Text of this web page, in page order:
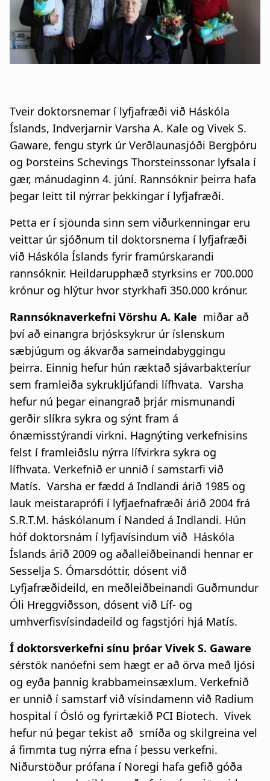
a
r
ó
ð
Tveir doktorsnemar í lyfjafræði við Háskóla
Íslands, Indverjarnir Varsha A. Kale og Vivek S.
Gaware, fengu styrk úr Verðlaunasjóði Bergþóru
og Þorsteins Schevings Thorsteinssonar lyfsala í
gær, mánudaginn 4. júní. Rannsóknir þeirra hafa
þegar leitt til nýrrar þekkingar í lyfjafræði.
Þetta er í sjöunda sinn sem viðurkenningar eru
veittar úr sjóðnum til doktorsnema í lyfjafræði
við Háskóla Íslands fyrir framúrskarandi
rannsóknir. Heildarupphæð styrksins er 700.000
krónur og hlýtur hvor styrkhafi 350.000 krónur.
Rannsóknaverkefni Vörshu A. Kale miðar að
því að einangra brjósksykrur úr íslenskum
sæbjúgum og ákvarða sameindabyggingu
þeirra. Einnig hefur hún ræktað sjávarbakteríur
sem framleiða sykrukljúfandi lífhvata. Varsha
hefur nú þegar einangrað þrjár mismunandi
gerðir slíkra sykra og sýnt fram á
ónæmisstýrandi virkni. Hagnýting verkefnisins
felst í framleiðslu nýrra lífvirkra sykra og
lífhvata. Verkefnið er unnið í samstarfi við
Matís. Varsha er fædd á Indlandi árið 1985 og
lauk meistaraprófi í lyfjaefnafræði árið 2004 frá
S.R.T.M. háskólanum í Nanded á Indlandi. Hún
hóf doktorsnám í lyfjavísindum við Háskóla
Íslands árið 2009 og aðalleiðbeinandi hennar er
Sesselja S. Ómarsdóttir, dósent við
Lyfjafræðideild, en meðleiðbeinandi Guðmundur
Óli Hreggviðsson, dósent við Líf- og
umhverfisvísindadeild og fagstjóri hjá Matís.
Í doktorsverkefni sínu þróar Vivek S. Gaware
sérstök nanóefni sem hægt er að örva með ljósi
og eyða þannig krabbameinsæxlum. Verkefnið
er unnið í samstarf við vísindamenn við Radium
hospital í Ósló og fyrirtækið PCI Biotech. Vivek
hefur nú þegar tekist að smíða og skilgreina vel
á fimmta tug nýrra efna í þessu verkefni.
Niðurstöður prófana í Noregi hafa gefið góða